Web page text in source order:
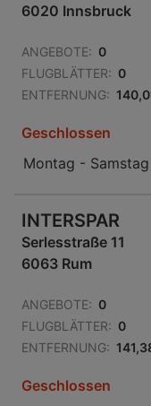
6020 Innsbruck
ANGEBOTE: 0
FLUGBLÄTTER: 0
ENTFERNUNG:
Geschlossen
Montag - Samstag
INTERSPAR
Serlesstraße 11
6063 Rum
ANGEBOTE: 0
FLUGBLÄTTER: 0
ENTFERNUNG:
Geschlossen